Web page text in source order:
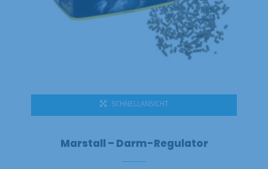
SCHNELLANSICHT
Marstall – Darm-Regulator